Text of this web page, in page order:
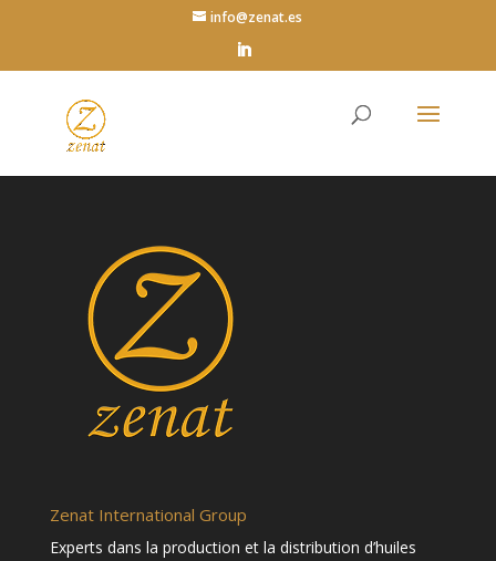
info@zenat.es
Zenat International Group
Experts dans la production et la distribution d’huiles